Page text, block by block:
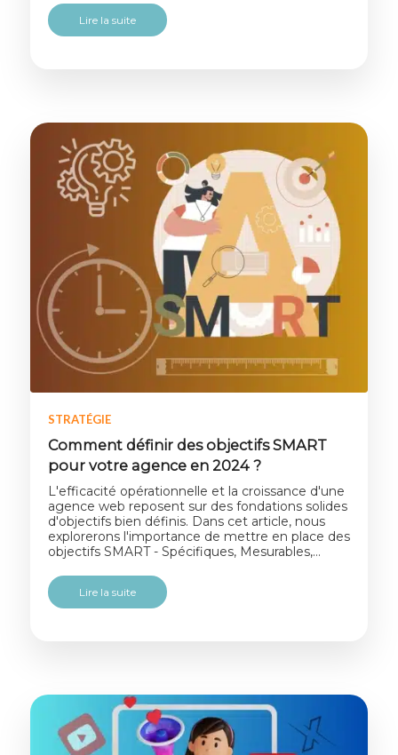
Lire la suite
STRATÉGIE
Comment définir des objectifs SMART
pour votre agence en 2024 ?
L'efficacité opérationnelle et la croissance d'une
agence web reposent sur des fondations solides
d'objectifs bien définis. Dans cet article, nous
explorerons l'importance de mettre en place des
objectifs SMART - Spécifiques, Mesurables,…
Lire la suite